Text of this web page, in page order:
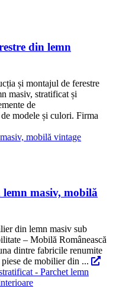
din lemn
și montajul de ferestre
masiv, stratificat și
de
modele și culori. Firma
masiv, mobilă
din lemn masiv sub
– Mobilă Românească
dintre fabricile renumite
de mobilier din ...